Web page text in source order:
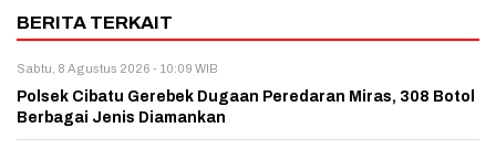
BERITA TERKAIT
Sabtu, 8 Agustus 2026 - 10:09 WIB
Polsek Cibatu Gerebek Dugaan Peredaran Miras, 308 Botol
Berbagai Jenis Diamankan